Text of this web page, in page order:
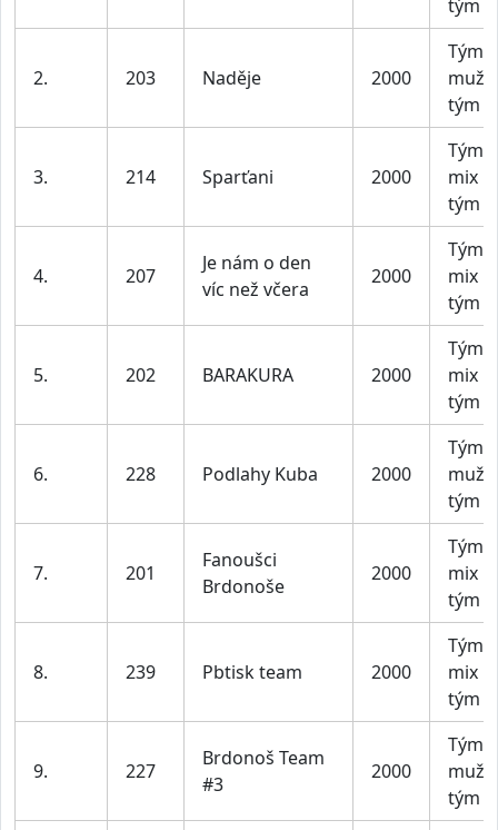
tým
2. 203 Naděje 2000
Tým
tým
3. 214 Sparťani 2000
Tým
mix
tým
4. 207
Je nám o den
víc než včera
2000
Tým
mix
tým
5. 202 BARAKURA 2000
Tým
mix
tým
6. 228 Podlahy Kuba 2000
Tým
tým
7. 201
Fanoušci
Brdonoše
2000
Tým
mix
tým
8. 239 Pbtisk team 2000
Tým
mix
tým
9. 227
Brdonoš Team
#3
2000
Tým
tým